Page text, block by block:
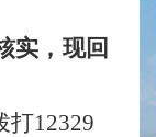
实，现回
打12329